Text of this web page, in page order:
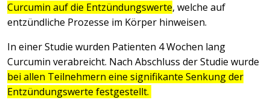
Curcumin auf die Entzündungswerte, welche auf
entzündliche Prozesse im Körper hinweisen.
In einer Studie wurden Patienten 4 Wochen lang
Curcumin verabreicht. Nach Abschluss der Studie wurde
bei allen Teilnehmern eine signifikante Senkung der
Entzündungswerte festgestellt.